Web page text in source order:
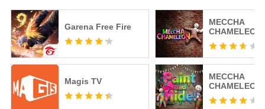
Garena Free Fire
Magis TV
MECCHA
CHAMELEON
MECCHA
CHAMELEON